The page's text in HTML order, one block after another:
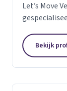
Let’s Move
van de KvK.
hebben wij...
Bekijk